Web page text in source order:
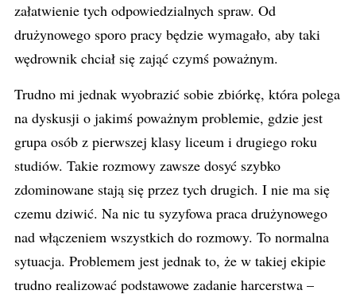
załatwienie tych odpowiedzialnych spraw. Od
drużynowego sporo pracy będzie wymagało, aby taki
wędrownik chciał się zająć czymś poważnym.
Trudno mi jednak wyobrazić sobie zbiórkę, która polega
na dyskusji o jakimś poważnym problemie, gdzie jest
grupa osób z pierwszej klasy liceum i drugiego roku
studiów. Takie rozmowy zawsze dosyć szybko
zdominowane stają się przez tych drugich. I nie ma się
czemu dziwić. Na nic tu syzyfowa praca drużynowego
nad włączeniem wszystkich do rozmowy. To normalna
sytuacja. Problemem jest jednak to, że w takiej ekipie
trudno realizować podstawowe zadanie harcerstwa –